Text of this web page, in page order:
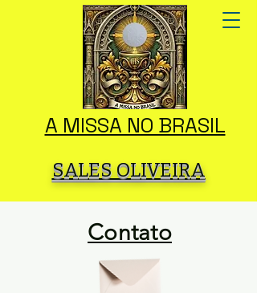
A MISSA NO BRASIL
SALES OLIVEIRA
Contato